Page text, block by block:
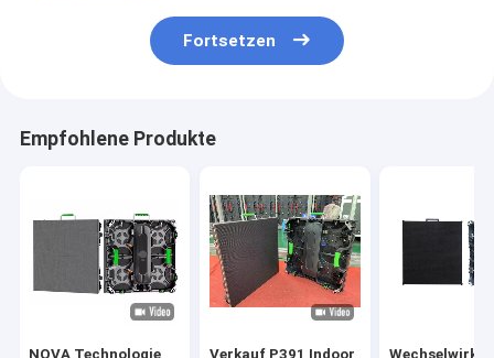
Fortsetzen
Empfohlene Produkte
NOVA Technologie Verkauf P391 Indoor